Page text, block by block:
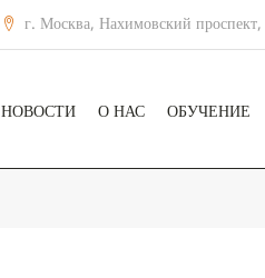
г. Москва, Нахимовский
НОВОСТИ О НАС ОБУЧЕНИЕ